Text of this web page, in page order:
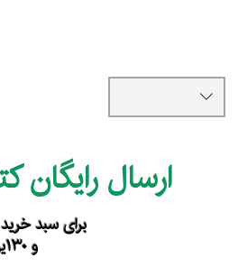
ارسال رایگان
برای سبد خرید حداقل ۹۰
و ۱۳۰یورو خارج از اروپا